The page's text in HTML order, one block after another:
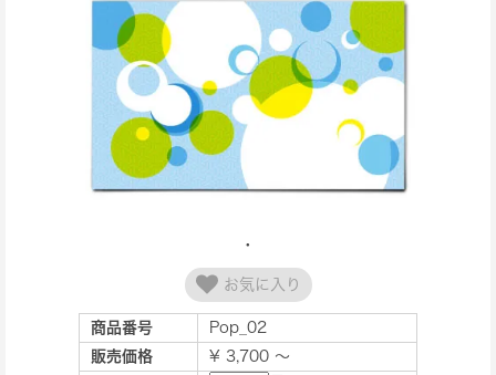
お気に入り
商品番号
Pop_02
販売価格
¥ 3,700 ～